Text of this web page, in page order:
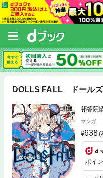
DOLLS FALL ドールズ
祁答院
マンガ
638(
ポイ